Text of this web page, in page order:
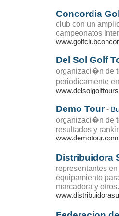
Concordia
club con un
campeonatos
Del Sol Golf
organizaci�n de
periodicamente
Demo Tour -
organizaci�n de
resultados y
Distribuidora
representantes
equipamiento
marcadora y